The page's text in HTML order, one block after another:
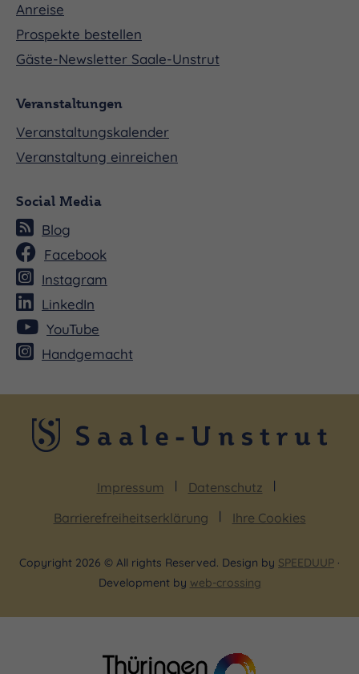
Anreise
Prospekte bestellen
Gäste-Newsletter Saale-Unstrut
Veranstaltungen
Veranstaltungskalender
Veranstaltung einreichen
Social Media
Blog
Facebook
Instagram
LinkedIn
YouTube
Handgemacht
Impressum
Datenschutz
Barrierefreiheitserklärung
Ihre Cookies
Copyright 2026 © All rights Reserved. Design by SPEEDUUP ·
Development by web-crossing